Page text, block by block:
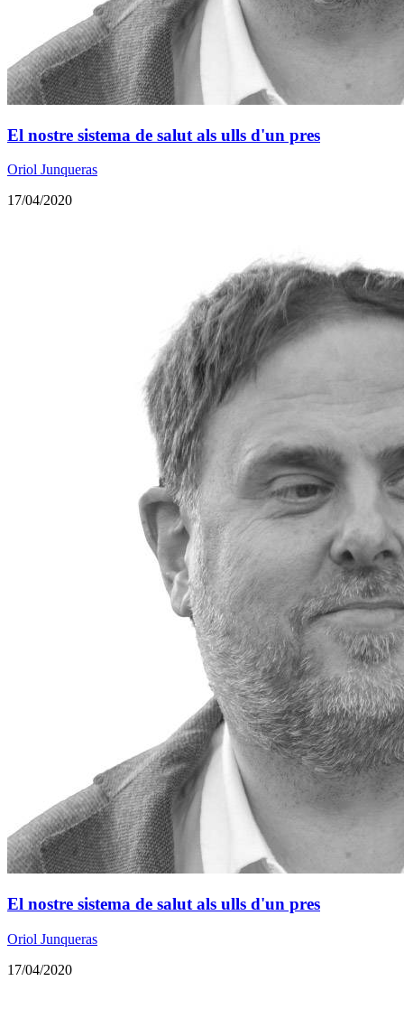
El nostre sistema de salut als ulls d'un pres
Oriol Junqueras
17/04/2020
El nostre sistema de salut als ulls d'un pres
Oriol Junqueras
17/04/2020